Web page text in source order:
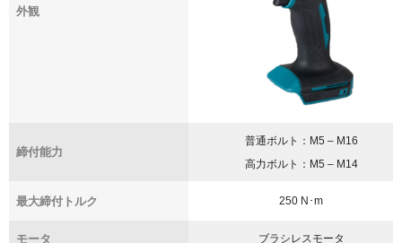
外観
締付能力
普通ボルト：M5 – M16
高力ボルト：M5 – M14
最大締付トルク 250 N･m
モータ ブラシレスモータ